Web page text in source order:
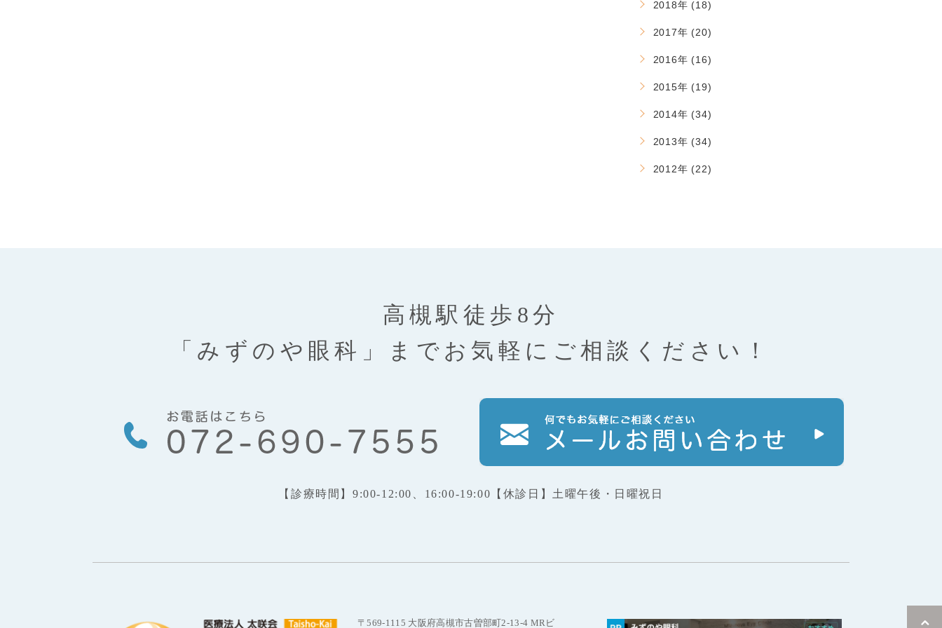
2018年 (18)
2017年 (20)
2016年 (16)
2015年 (19)
2014年 (34)
2013年 (34)
2012年 (22)
高槻駅徒歩8分
「みずのや眼科」まで お気軽にご相談ください！
【診療時間】 9:00-12:00、16:00-19:00 【休診日】土曜午後・日曜祝日
〒569-1115 大阪府高槻市古曽部町2-13-4 MRビ